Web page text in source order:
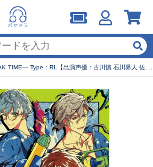
：RL【出演声優：古川慎 石川界人 佐藤拓也 花江夏樹 駒田航 小野大輔】